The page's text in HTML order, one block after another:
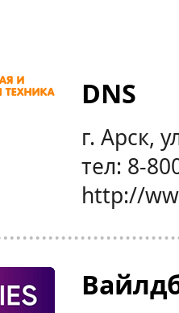
DNS
г. Арск,
тел: 8-
http://